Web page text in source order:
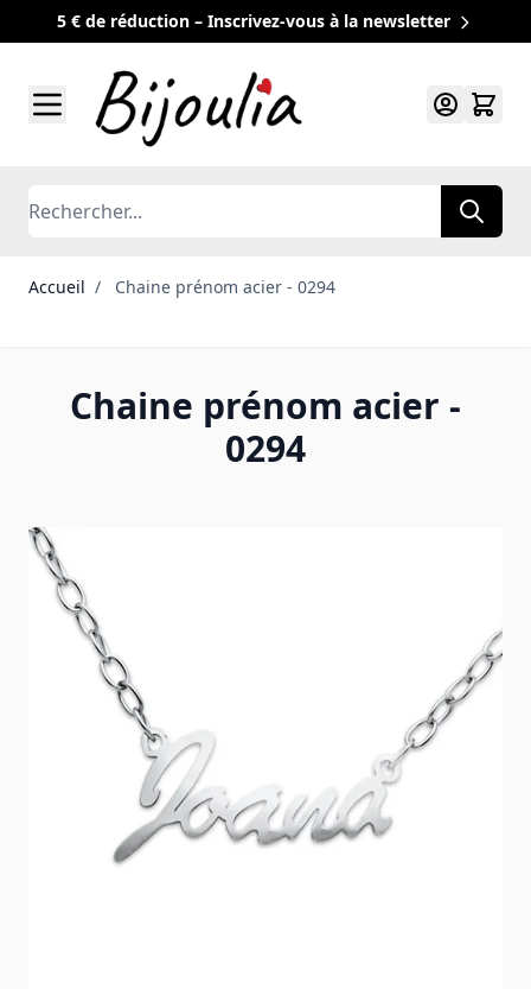
5 € de réduction – Inscrivez-vous à la newsletter
Rechercher
Accueil / Chaine prénom acier - 0294
Chaine prénom acier -
0294